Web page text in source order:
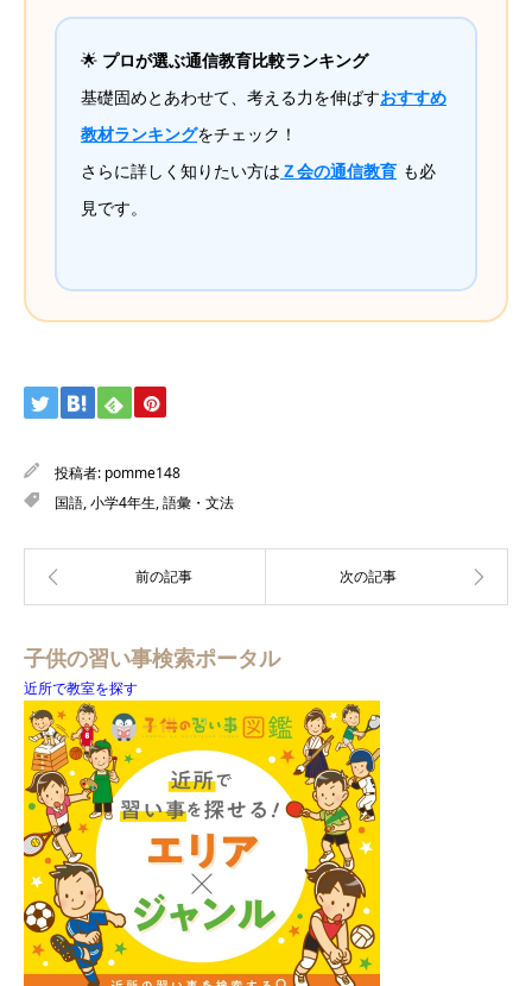
🌟 プロが選ぶ通信教育比較ランキング
基礎固めとあわせて、考える力を伸ばすおすすめ
教材ランキングをチェック！
さらに詳しく知りたい方は Ｚ会の通信教育 も必
見です。
投稿者: pomme148
国語,小学4年生,語彙・文法
子供の習い事検索ポータル
近所で教室を探す